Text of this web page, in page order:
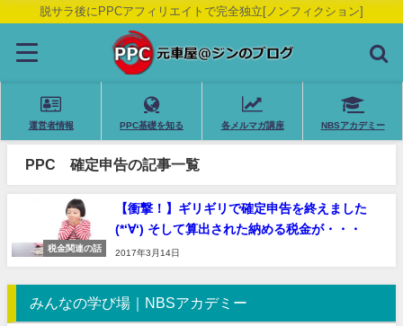
脱サラ後にPPCアフィリエイトで完全独立[ノンフィクション]
運営者情報 PPC基礎を知る 各メルマガ講座 NBSアカデミー
PPC 確定申告の記事一覧
税金関連の話
【衝撃！】ギリギリで確定申告を終えました
(*‘∀‘) そして算出された納める税金が・・・
2017年3月14日
みんなの学び場｜NBSアカデミー